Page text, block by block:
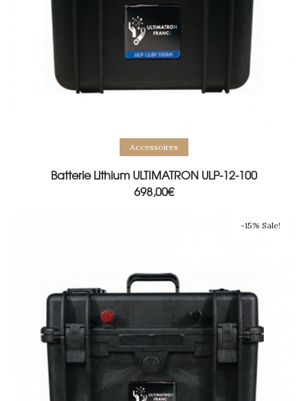
Add to basket
Accessoires
Batterie Lithium ULTIMATRON ULP-12-100
698,00€
-15% Sale!